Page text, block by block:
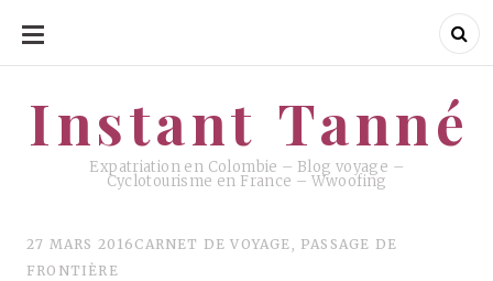
ALLER
CONTENU
Instant Tanné
Expatriation en Colombie – Blog voyage –
Cyclotourisme en France – Wwoofing
Instant Tanné
27 MARS 2016 CARNET DE VOYAGE, PASSAGE DE
FRONTIÈRE